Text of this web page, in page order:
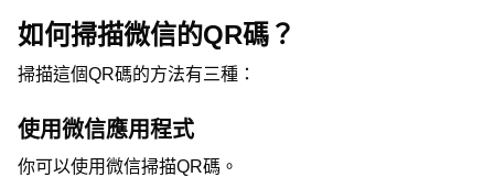
如何掃描微信的QR碼？
掃描這個QR碼的方法有三種：
使用微信應用程式
你可以使用微信掃描QR碼。